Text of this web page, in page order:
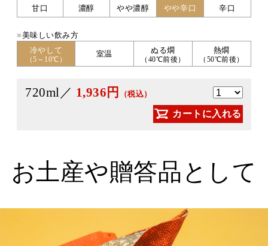
甘口
濃醇 やや濃醇 やや辛口 辛口
■美味しい飲み方
冷やして
（5～10℃）
室温 ぬる燗
（40℃前後）
熱燗
（50℃前後）
720ml／ 1,936円 （税込）
カートに入れる
お土産や贈答品として